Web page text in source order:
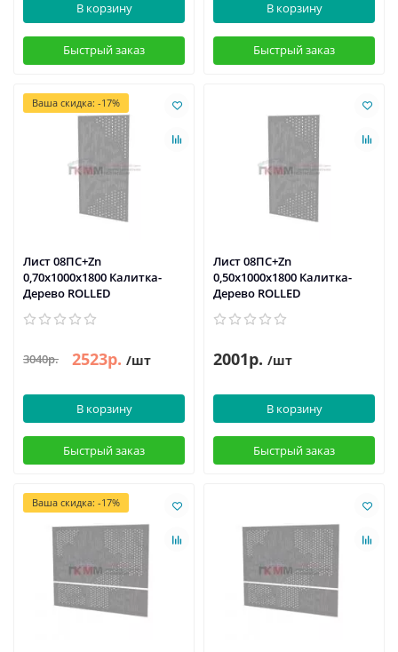
В корзину
Быстрый заказ
В корзину
Быстрый заказ
Ваша скидка: -17%
Лист 08ПС+Zn
0,70х1000х1800 Калитка-
Дерево ROLLED
3040р. 2523р. /шт
В корзину
Быстрый заказ
Лист 08ПС+Zn
0,50х1000х1800 Калитка-
Дерево ROLLED
2001р. /шт
В корзину
Быстрый заказ
Ваша скидка: -17%